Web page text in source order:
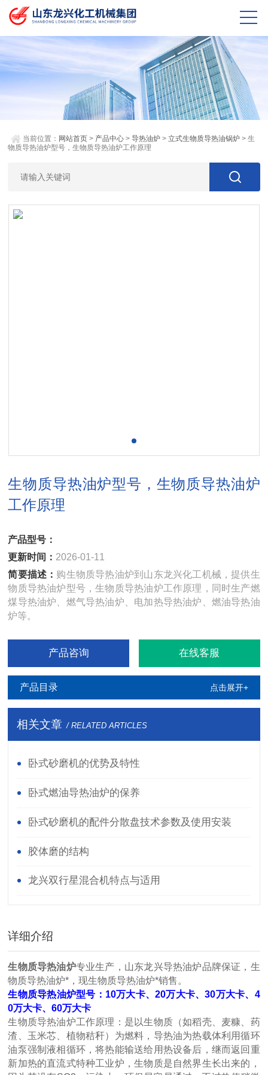
当前位置： 网站首页 > 产品中心 >导热油炉 >立式生物质导热油锅炉 > 生
物质导热油炉型号，生物质导热油炉工作原理
生物质导热油炉型号，生物质导热油炉
工作原理
产品型号：
更新时间： 2026-01-11
简要描述： 购生物质导热油炉到山东龙兴化工机械，提供生
物质导热油炉型号，生物质导热油炉工作原理，同时生产燃
煤导热油炉、燃气导热油炉、电加热导热油炉、燃油导热油
炉等。
产品咨询 在线客服
产品目录 点击展开+
相关文章 / RELATED ARTICLES
卧式砂磨机的优势及特性
卧式燃油导热油炉的保养
卧式砂磨机的配件分散盘技术参数及使用安装
胶体磨的结构
龙兴双行星混合机特点与适用
详细介绍
生物质导热油炉专业生产，山东龙兴导热油炉品牌保证，生
物质导热油炉*，现生物质导热油炉*销售。
生物质导热油炉型号：10万大卡、20万大卡、30万大卡、4
0万大卡、60万大卡
生物质导热油炉工作原理： 是以生物质（如稻壳、麦糠、药
渣、玉米芯、植物秸秆）为燃料，导热油为热载体利用循环
油泵强制液相循环，将热能输送给用热设备后，继而返回重
新加热的直流式特种工业炉，生物质是自然界生长出来的，